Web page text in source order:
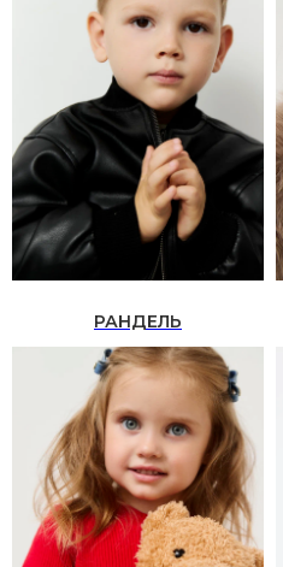
РАНДЕЛЬ